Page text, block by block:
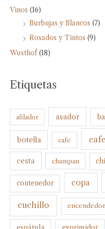
Vinos (16)
Burbujas y Blancos (7)
Rosados y Tintos (9)
Wusthof (18)
Etiquetas
afilador asador
botella cafe
cesta champan
contenedor copa
cuchillo encendedor